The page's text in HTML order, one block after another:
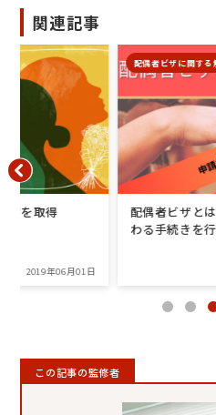
関連記事
得
年06月01日
配偶者ビザに関する解説コラ
配偶者ビザとは？日
わる手続きを行政書
この記事の監修者